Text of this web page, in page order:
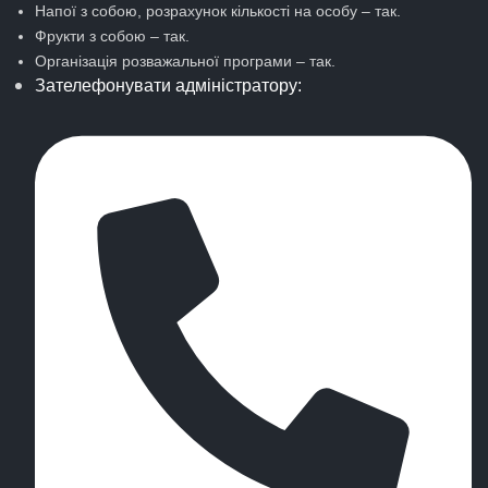
Напої з собою, розрахунок кількості на особу – так.
Фрукти з собою – так.
Організація розважальної програми – так.
Зателефонувати адміністратору: